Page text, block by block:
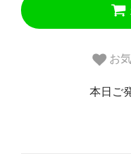
お
本日ご